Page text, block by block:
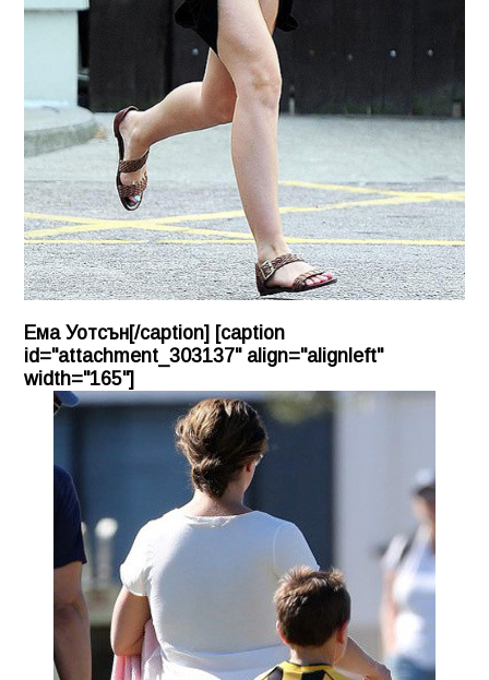
Ема Уотсън[/caption] [caption
id="attachment_303137" align="alignleft"
width="165"]